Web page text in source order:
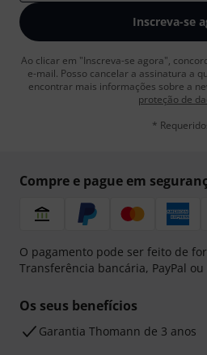
Inscreva-se
Ao clicar em "Inscreva-se agora",
e-mail. Posso cancelar a assinatura a
encontrar mais informações sobre a
proteção de
*
Compre e pague em
O pagamento pode ser feito de
Transferência bancária, PayPal
Os seus benefícios
Garantia Thomann de 3 anos